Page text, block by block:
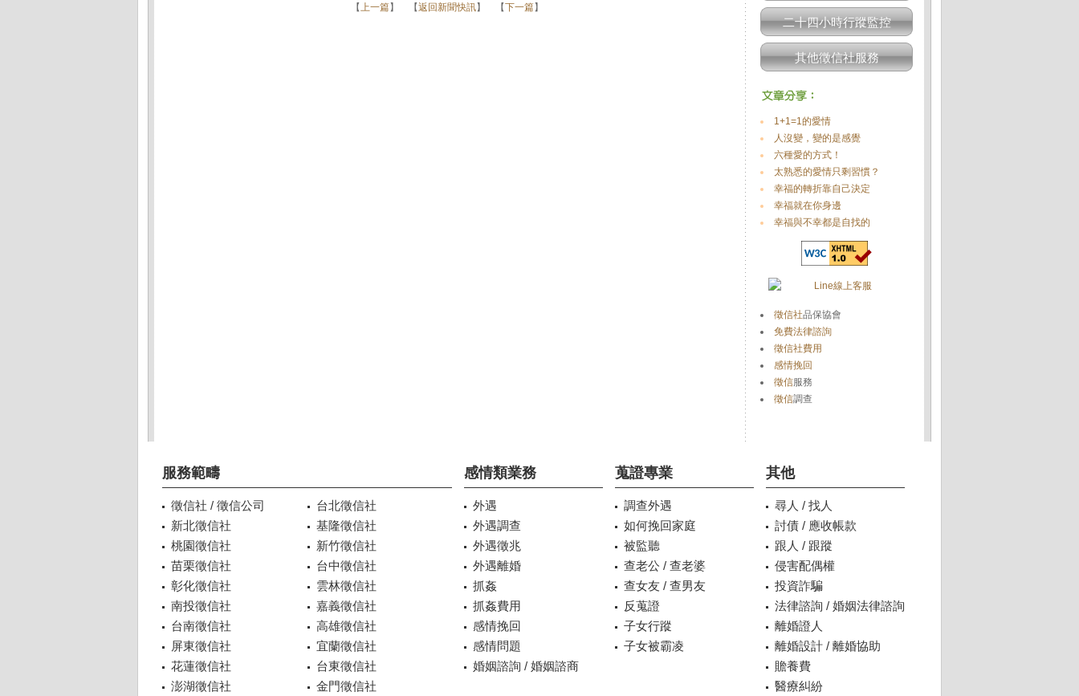
【上一篇】 【返回新聞快訊】 【下一篇】
二十四小時行蹤監控
其他徵信社服務
1+1=1的愛情
人沒變，變的是感覺
六種愛的方式！
太熟悉的愛情只剩習慣？
幸福的轉折靠自己決定
幸福就在你身邊
幸福與不幸都是自找的
徵信社品保協會
免費法律諮詢
徵信社費用
感情挽回
徵信服務
徵信調查
服務範疇
徵信社 / 徵信公司
台北徵信社
新北徵信社
基隆徵信社
桃園徵信社
新竹徵信社
苗栗徵信社
台中徵信社
彰化徵信社
雲林徵信社
南投徵信社
嘉義徵信社
台南徵信社
高雄徵信社
屏東徵信社
宜蘭徵信社
花蓮徵信社
台東徵信社
澎湖徵信社
金門徵信社
感情類業務
外遇
外遇調查
外遇徵兆
外遇離婚
抓姦
抓姦費用
感情挽回
感情問題
婚姻諮詢 / 婚姻諮商
蒐證專業
調查外遇
如何挽回家庭
被監聽
查老公 / 查老婆
查女友 / 查男友
反蒐證
子女行蹤
子女被霸凌
其他
尋人 / 找人
討債 / 應收帳款
跟人 / 跟蹤
侵害配偶權
投資詐騙
法律諮詢 / 婚姻法律諮詢
離婚證人
離婚設計 / 離婚協助
贍養費
醫療糾紛